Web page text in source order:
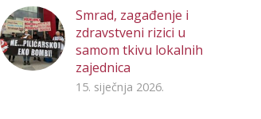
Smrad, zagađenje i
zdravstveni rizici u
samom tkivu lokalnih
zajednica
15. siječnja 2026.